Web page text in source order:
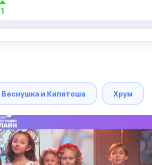
1
Веснушка и Кипятоша Хрум